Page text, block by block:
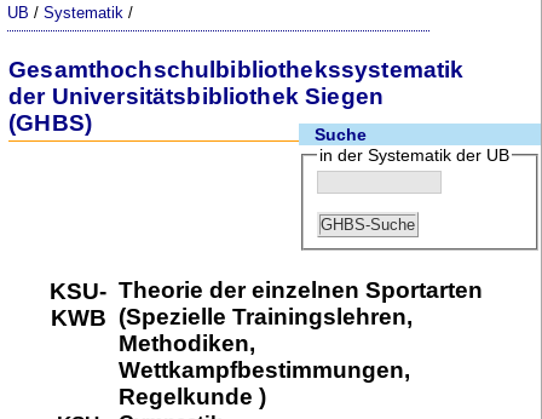
UB /Systematik /
Gesamthochschulbibliothekssystematik
der Universitätsbibliothek Siegen
(GHBS)
Suche
in der Systematik der UB
KSU-
KWB
Theorie der einzelnen Sportarten
(Spezielle Trainingslehren,
Methodiken,
Wettkampfbestimmungen,
Regelkunde )